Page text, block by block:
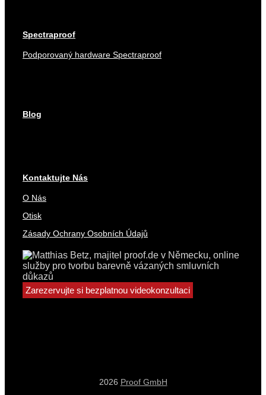
Spectraproof
Podporovaný hardware Spectraproof
Blog
Kontaktujte Nás
O Nás
Otisk
Zásady Ochrany Osobních Údajů
Zarezervujte si bezplatnou videokonzultaci
2026 Proof GmbH